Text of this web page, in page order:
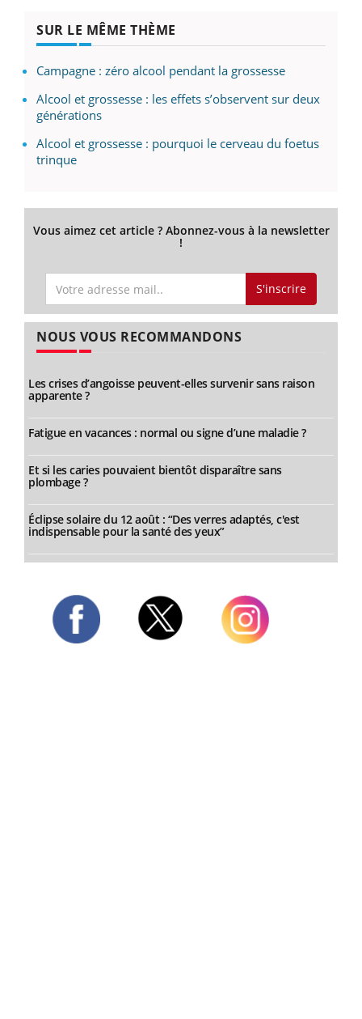
SUR LE MÊME THÈME
Campagne : zéro alcool pendant la grossesse
Alcool et grossesse : les effets s’observent sur deux
générations
Alcool et grossesse : pourquoi le cerveau du foetus
trinque
Vous aimez cet article ? Abonnez-vous à la newsletter
!
S'inscrire
NOUS VOUS RECOMMANDONS
Les crises d’angoisse peuvent-elles survenir sans raison
apparente ?
Fatigue en vacances : normal ou signe d’une maladie ?
Et si les caries pouvaient bientôt disparaître sans
plombage ?
Éclipse solaire du 12 août : “Des verres adaptés, c'est
indispensable pour la santé des yeux”